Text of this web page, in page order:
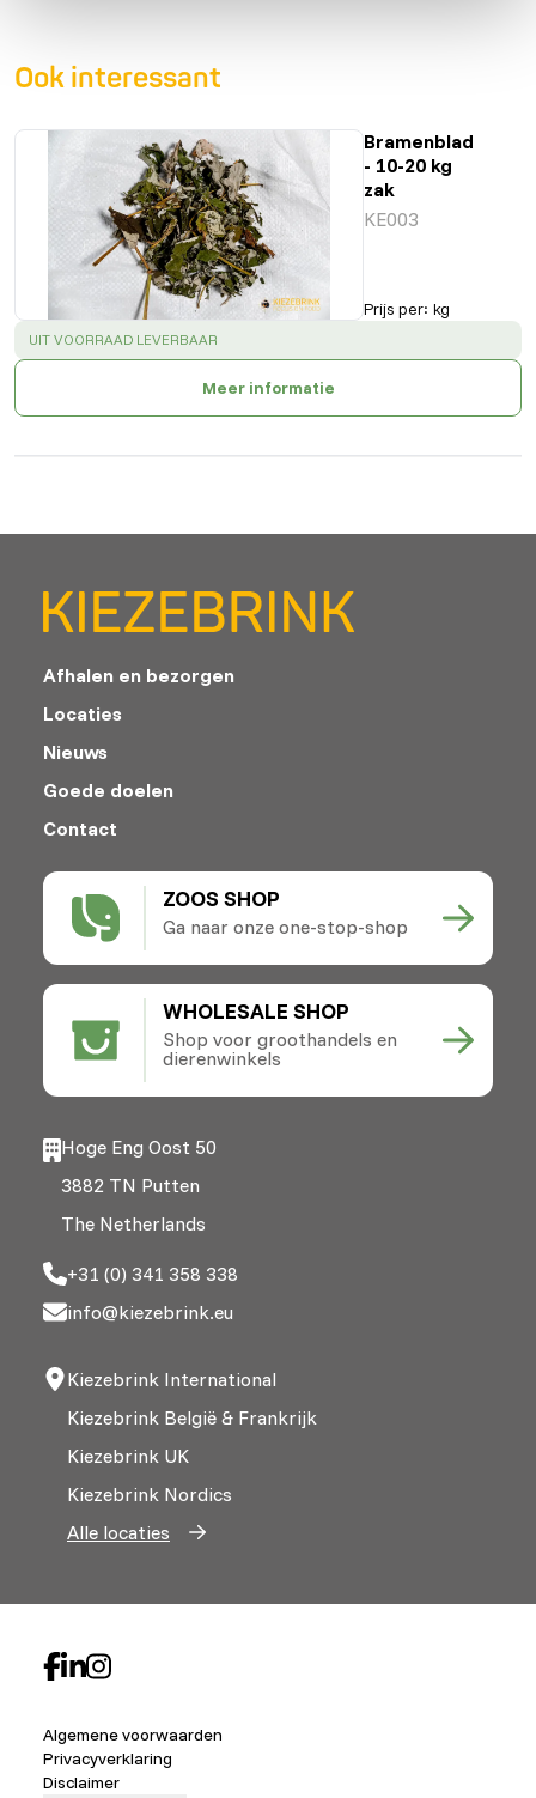
Ook interessant
Bramenblad
- 10-20 kg
zak
KE003
Prijs per: kg
SUCCESS:
UIT VOORRAAD LEVERBAAR
Meer informatie
ZOOS SHOP
Ga naar onze one-stop-shop
WHOLESALE SHOP
Shop voor groothandels en
dierenwinkels
Afhalen en bezorgen
Locaties
Nieuws
Goede doelen
Contact
Hoge Eng Oost 50
3882 TN Putten
The Netherlands
+31 (0) 341 358 338
info@kiezebrink.eu
Kiezebrink International
Kiezebrink België & Frankrijk
Kiezebrink UK
Kiezebrink Nordics
Alle locaties
Algemene voorwaarden
Privacyverklaring
Disclaimer